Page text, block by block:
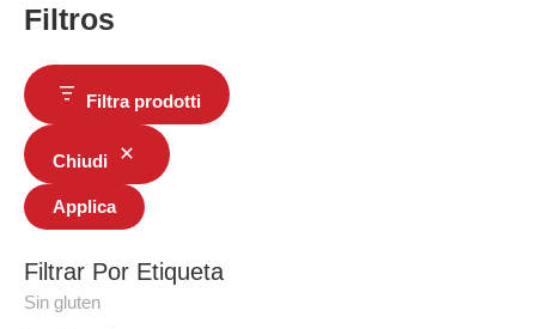
Filtros
Filtra prodotti
Chiudi
Applica
Filtrar Por Etiqueta
Sin gluten